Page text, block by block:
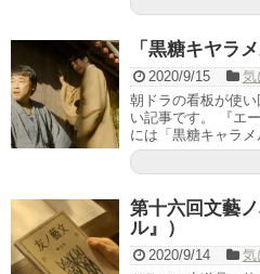
「黒糖キヤラ
2020/9/15
気
朝ドラの看板が使
い記事です。 『エ
には「黒糖キャラメ
第十六回文藝
ル』）
2020/9/14
気